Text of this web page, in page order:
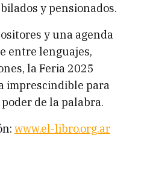
y pensionados.
y una agenda
entre lenguajes,
la Feria 2025
imprescindible para
de la palabra.
www.el-libro.org.ar